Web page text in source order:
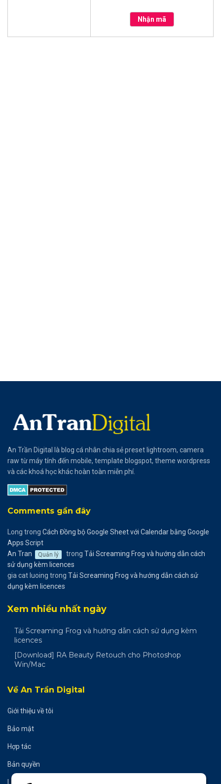
Nhận mã
An Trần Digital là blog cá nhân chia sẻ preset lightroom, camera
raw từ máy tính đến mobile, template blogspot, theme wordpress
và các khoá học khác hoàn toàn miễn phí.
Comments gần đây
Long trong Cách Đồng bộ Google Sheet với Calendar bằng Google
Apps Script
An Tran
Quản lý trong Tải Screaming Frog và hướng dẫn cách
sử dụng kèm licences
gia cat luoing trong Tải Screaming Frog và hướng dẫn cách sử
dụng kèm licences
Xem nhiều nhất ngày
Tải Screaming Frog và hướng dẫn cách sử dụng kèm
licences
[Download] RA Beauty Retouch cho Photoshop
Win/Mac
Về An Trần Digital
Giới thiệu về tôi
Bảo mật
Hợp tác
Bản quyền
Liên hệ